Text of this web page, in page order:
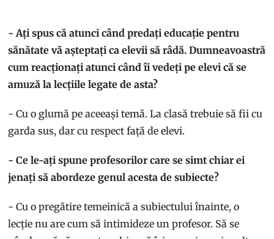
- Ați spus că atunci când predați educație pentru
sănătate vă așteptați ca elevii să râdă. Dumneavoastră
cum reacționați atunci când îi vedeți pe elevi că se
amuză la lecțiile legate de asta?
- Cu o glumă pe aceeași temă. La clasă trebuie să fii cu
garda sus, dar cu respect față de elevi.
- Ce le-ați spune profesorilor care se simt chiar ei
jenați să abordeze genul acesta de subiecte?
- Cu o pregătire temeinică a subiectului înainte, o
lecție nu are cum să intimideze un profesor. Să se